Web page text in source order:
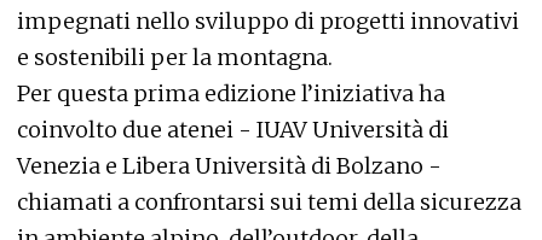
impegnati nello sviluppo di progetti innovativi
e sostenibili per la montagna.
Per questa prima edizione l’iniziativa ha
coinvolto due atenei - IUAV Università di
Venezia e Libera Università di Bolzano -
chiamati a confrontarsi sui temi della sicurezza